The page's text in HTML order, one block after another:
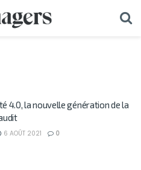
4.0, la nouvelle génération de la
6 AOÛT 2021 0